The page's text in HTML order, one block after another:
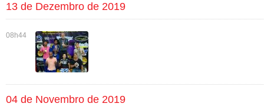
13 de Dezembro de 2019
08h44
04 de Novembro de 2019